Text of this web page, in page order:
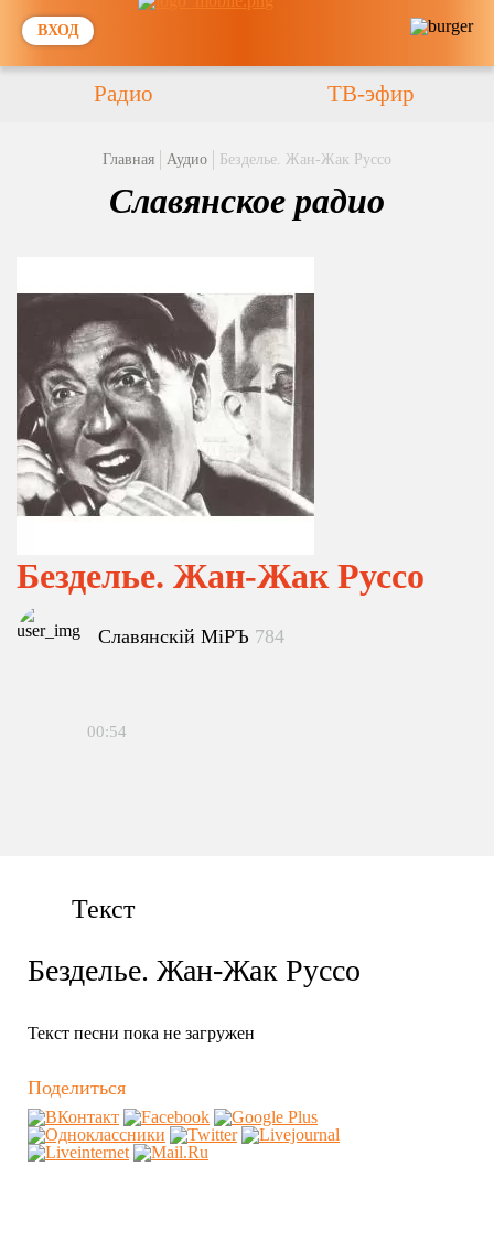
ВХОД
Радио ТВ-эфир
Главная Аудио Безделье. Жан-Жак Руссо
Славянское радио
Безделье. Жан-Жак Руссо
Славянскiй МiРЪ 784
00:54
Текст
Безделье. Жан-Жак Руссо
Текст песни пока не загружен
Поделиться